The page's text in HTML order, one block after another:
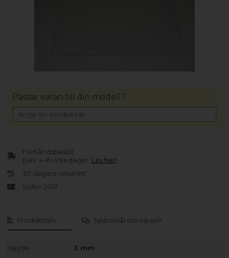
Produktinfo Spørsmål om varen?
Høyde
3 mm
Forhåndsbestill
(Lev. 4-6 virkedager. Les her)
30 dagers returrett
Siden 2013
Passar varan till din modell?